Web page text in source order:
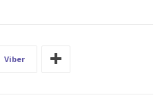
Viber